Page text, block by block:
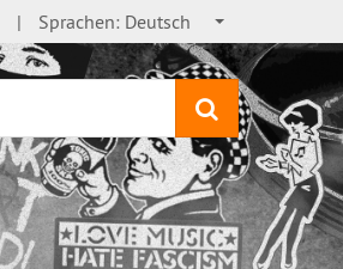
Sprachen: Deutsch
Suchen